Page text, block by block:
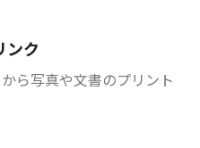
ンク
ら写真や文書のプリント